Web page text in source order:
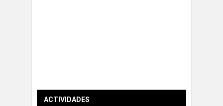
ACTIVIDADES